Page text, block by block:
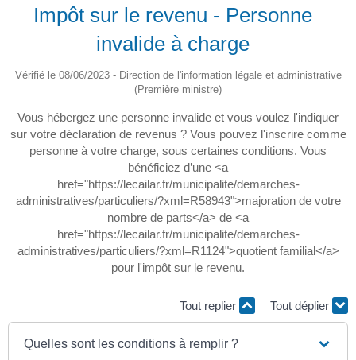
Impôt sur le revenu - Personne
invalide à charge
Vérifié le 08/06/2023 - Direction de l'information légale et administrative
(Première ministre)
Vous hébergez une personne invalide et vous voulez l'indiquer
sur votre déclaration de revenus ? Vous pouvez l'inscrire comme
personne à votre charge, sous certaines conditions. Vous
bénéficiez d’une <a
href="https://lecailar.fr/municipalite/demarches-
administratives/particuliers/?xml=R58943">majoration de votre
nombre de parts</a> de <a
href="https://lecailar.fr/municipalite/demarches-
administratives/particuliers/?xml=R1124">quotient familial</a>
pour l'impôt sur le revenu.
Tout replier Tout déplier
Quelles sont les conditions à remplir ?